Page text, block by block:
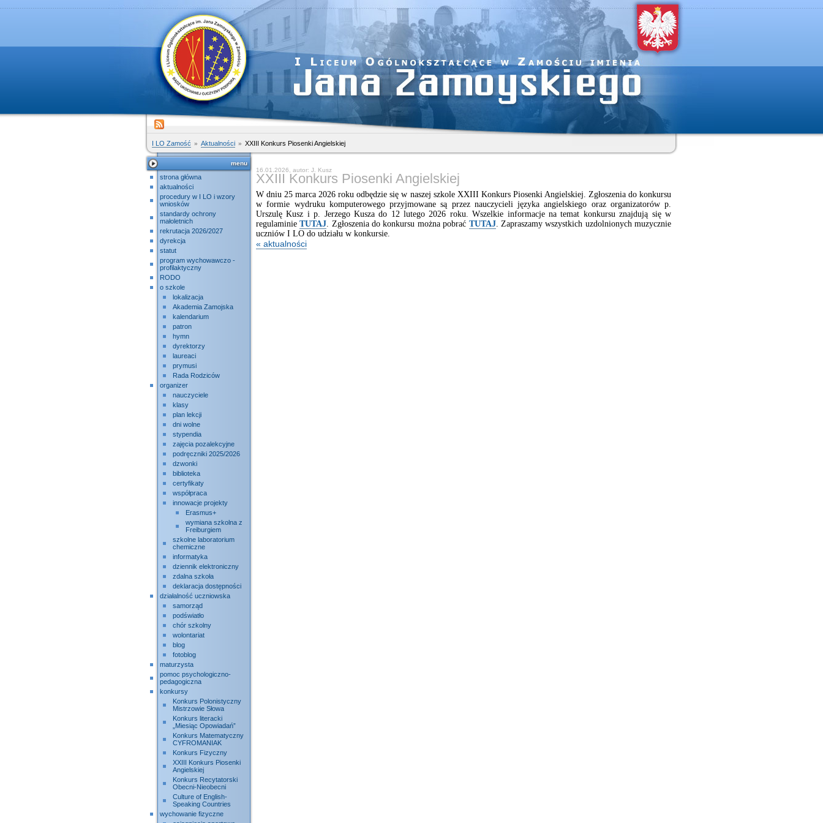
I LO Zamość Aktualności XXIII Konkurs Piosenki Angielskiej
16.01.2026, autor: J. Kusz
XXIII Konkurs Piosenki Angielskiej
W dniu 25 marca 2026 roku odbędzie się w naszej szkole XXIII Konkurs Piosenki Angielskiej. Zgłoszenia do konkursu
w formie wydruku komputerowego przyjmowane są przez nauczycieli języka angielskiego oraz organizatorów p.
Urszulę Kusz i p. Jerzego Kusza do 12 lutego 2026 roku. Wszelkie informacje na temat konkursu znajdują się w
regulaminieTUTAJ. Zgłoszenia do konkursu można pobrać TUTAJ. Zapraszamy wszystkich uzdolnionych muzycznie
uczniów I LO do udziału w konkursie.
« aktualności
menu
strona główna
aktualności
procedury w I LO i wzory
wniosków
standardy ochrony
małoletnich
rekrutacja 2026/2027
dyrekcja
statut
program wychowawczo -
profilaktyczny
RODO
o szkole
lokalizacja
Akademia Zamojska
kalendarium
patron
hymn
dyrektorzy
laureaci
prymusi
Rada Rodziców
organizer
nauczyciele
klasy
plan lekcji
dni wolne
stypendia
zajęcia pozalekcyjne
podręczniki 2025/2026
dzwonki
biblioteka
certyfikaty
współpraca
innowacje projekty
Erasmus+
wymiana szkolna z
Freiburgiem
szkolne laboratorium
chemiczne
informatyka
dziennik elektroniczny
zdalna szkoła
deklaracja dostępności
działalność uczniowska
samorząd
podświatło
chór szkolny
wolontariat
blog
fotoblog
maturzysta
pomoc psychologiczno-
pedagogiczna
konkursy
Konkurs Polonistyczny
Mistrzowie Słowa
Konkurs literacki
„Miesiąc Opowiadań”
Konkurs Matematyczny
CYFROMANIAK
Konkurs Fizyczny
XXIII Konkurs Piosenki
Angielskiej
Konkurs Recytatorski
Obecni-Nieobecni
Culture of English-
Speaking Countries
wychowanie fizyczne